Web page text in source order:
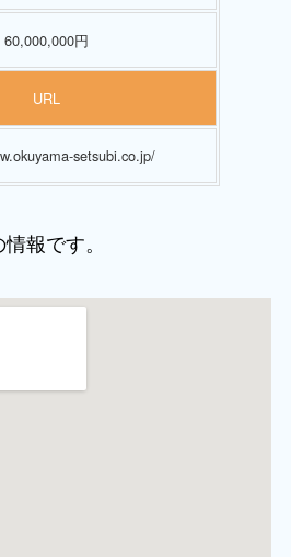
60,000,000円
URL
setsubi.co.jp/
報です。